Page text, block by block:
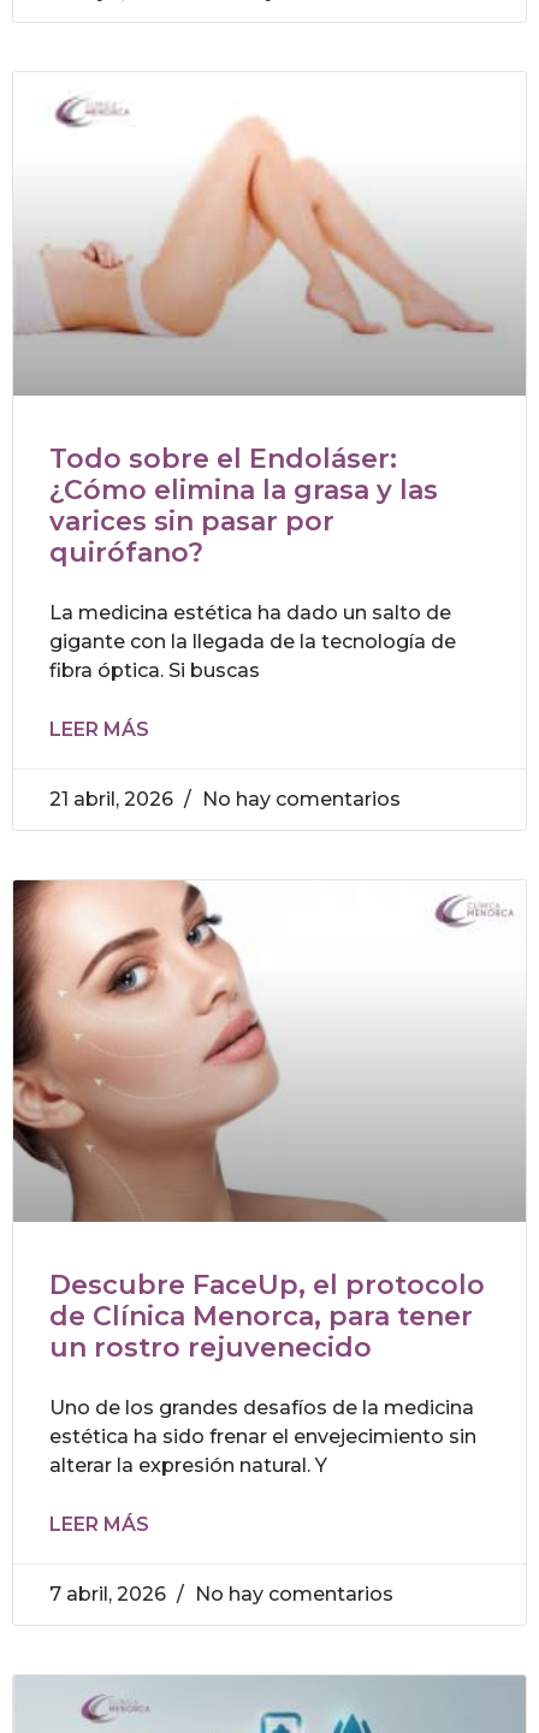
Todo sobre el Endoláser:
¿Cómo elimina la grasa y las
varices sin pasar por
quirófano?
La medicina estética ha dado un salto de
gigante con la llegada de la tecnología de
fibra óptica. Si buscas
LEER MÁS
21 abril, 2026 No hay comentarios
Descubre FaceUp, el protocolo
de Clínica Menorca, para tener
un rostro rejuvenecido
Uno de los grandes desafíos de la medicina
estética ha sido frenar el envejecimiento sin
alterar la expresión natural. Y
LEER MÁS
7 abril, 2026 No hay comentarios